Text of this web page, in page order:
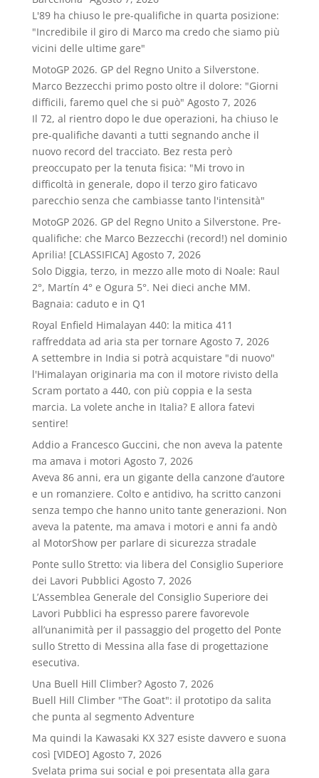
L'89 ha chiuso le pre-qualifiche in quarta posizione:
"Incredibile il giro di Marco ma credo che siamo più
vicini delle ultime gare"
MotoGP 2026. GP del Regno Unito a Silverstone.
Marco Bezzecchi primo posto oltre il dolore: "Giorni
difficili, faremo quel che si può" Agosto 7, 2026
Il 72, al rientro dopo le due operazioni, ha chiuso le
pre-qualifiche davanti a tutti segnando anche il
nuovo record del tracciato. Bez resta però
preoccupato per la tenuta fisica: "Mi trovo in
difficoltà in generale, dopo il terzo giro faticavo
parecchio senza che cambiasse tanto l'intensità"
MotoGP 2026. GP del Regno Unito a Silverstone. Pre-
qualifiche: che Marco Bezzecchi (record!) nel dominio
Aprilia! [CLASSIFICA] Agosto 7, 2026
Solo Diggia, terzo, in mezzo alle moto di Noale: Raul
2°, Martín 4° e Ogura 5°. Nei dieci anche MM.
Bagnaia: caduto e in Q1
Royal Enfield Himalayan 440: la mitica 411
raffreddata ad aria sta per tornare Agosto 7, 2026
A settembre in India si potrà acquistare "di nuovo"
l'Himalayan originaria ma con il motore rivisto della
Scram portato a 440, con più coppia e la sesta
marcia. La volete anche in Italia? E allora fatevi
sentire!
Addio a Francesco Guccini, che non aveva la patente
ma amava i motori Agosto 7, 2026
Aveva 86 anni, era un gigante della canzone d’autore
e un romanziere. Colto e antidivo, ha scritto canzoni
senza tempo che hanno unito tante generazioni. Non
aveva la patente, ma amava i motori e anni fa andò
al MotorShow per parlare di sicurezza stradale
Ponte sullo Stretto: via libera del Consiglio Superiore
dei Lavori Pubblici Agosto 7, 2026
L’Assemblea Generale del Consiglio Superiore dei
Lavori Pubblici ha espresso parere favorevole
all’unanimità per il passaggio del progetto del Ponte
sullo Stretto di Messina alla fase di progettazione
esecutiva.
Una Buell Hill Climber? Agosto 7, 2026
Buell Hill Climber "The Goat": il prototipo da salita
che punta al segmento Adventure
Ma quindi la Kawasaki KX 327 esiste davvero e suona
così [VIDEO] Agosto 7, 2026
Svelata prima sui social e poi presentata alla gara